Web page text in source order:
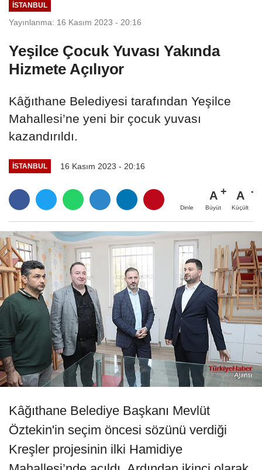
İSTANBUL
Yayınlanma: 16 Kasım 2023 - 20:16
Yeşilce Çocuk Yuvası Yakında
Hizmete Açılıyor
Kâğıthane Belediyesi tarafından Yeşilce
Mahallesi’ne yeni bir çocuk yuvası
kazandırıldı.
İSTANBUL 16 Kasım 2023 - 20:16
Dinle
A
Büyüt
A
Küçült
Kâğıthane Belediye Başkanı Mevlüt
Öztekin'in seçim öncesi sözünü verdiği
Kreşler projesinin ilki Hamidiye